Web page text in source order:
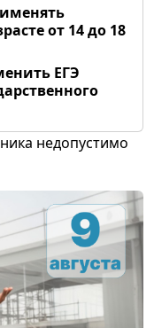
от 14 до 18
ЕГЭ
недопустимо